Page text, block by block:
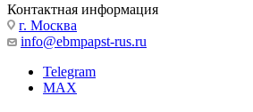
Контактная информация
г. Москва
info@ebmpapst-rus.ru
Telegram
MAX